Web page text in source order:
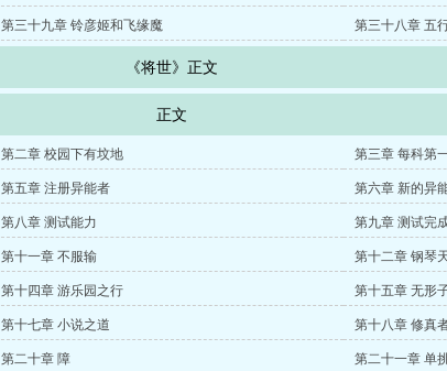
第三十九章 铃彦姬和飞缘魔 第三十八章 五
《将世》正文
正文
第二章 校园下有坟地 第三章 每科第
第五章 注册异能者 第六章 新的异
第八章 测试能力 第九章 测试完
第十一章 不服输 第十二章 钢琴
第十四章 游乐园之行 第十五章 无形
第十七章 小说之道 第十八章 修真
第二十章 障 第二十一章 单